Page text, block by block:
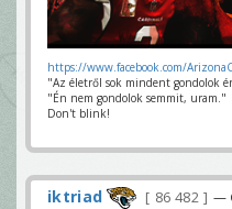
https://www.facebook.com/
"Az életről sok mindent gondolok
"Én nem gondolok semmit, uram."
Don't blink!
iktriad 86 482
—